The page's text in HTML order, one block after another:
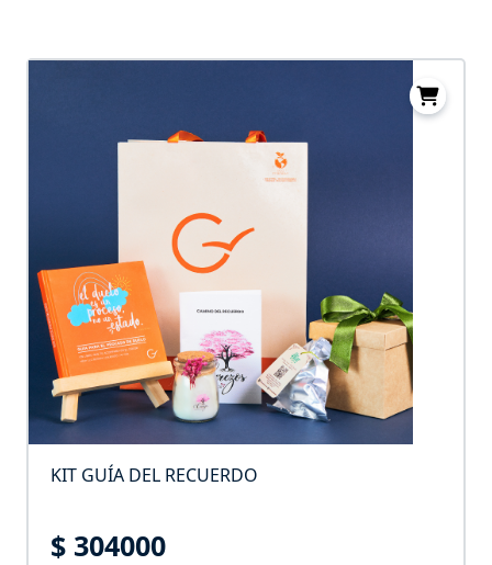
KIT GUÍA DEL RECUERDO
$ 304000